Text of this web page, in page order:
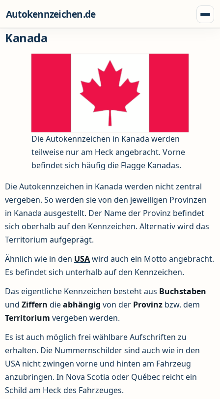
Autokennzeichen.de
Kanada
Die Autokennzeichen in Kanada werden
teilweise nur am Heck angebracht. Vorne
befindet sich häufig die Flagge Kanadas.
Die Autokennzeichen in Kanada werden nicht zentral
vergeben. So werden sie von den jeweiligen Provinzen
in Kanada ausgestellt. Der Name der Provinz befindet
sich oberhalb auf den Kennzeichen. Alternativ wird das
Territorium aufgeprägt.
Ähnlich wie in den USAwird auch ein Motto angebracht.
Es befindet sich unterhalb auf den Kennzeichen.
Das eigentliche Kennzeichen besteht aus Buchstaben
und Ziffern dieabhängig von der Provinz bzw. dem
Territorium vergeben werden.
Es ist auch möglich frei wählbare Aufschriften zu
erhalten. Die Nummernschilder sind auch wie in den
USA nicht zwingen vorne und hinten am Fahrzeug
anzubringen. In Nova Scotia oder Québec reicht ein
Schild am Heck des Fahrzeuges.